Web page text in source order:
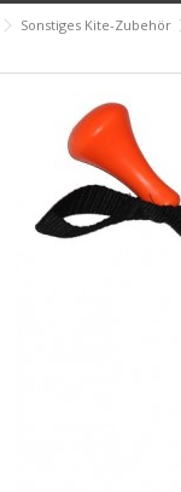
Sonstiges Kite-Zubehör